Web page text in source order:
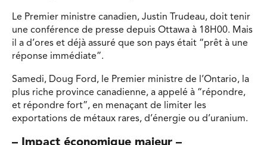
Le Premier ministre canadien, Justin Trudeau, doit tenir
une conférence de presse depuis Ottawa à 18H00. Mais
il a d’ores et déjà assuré que son pays était “prêt à une
réponse immédiate”.
Samedi, Doug Ford, le Premier ministre de l’Ontario, la
plus riche province canadienne, a appelé à “répondre,
et répondre fort”, en menaçant de limiter les
exportations de métaux rares, d’énergie ou d’uranium.
– Impact économique majeur –